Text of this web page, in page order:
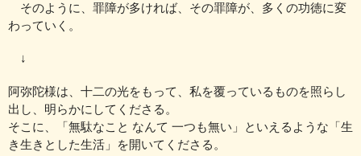
そのように、罪障が多ければ、その罪障が、多くの功徳に変
わっていく。
↓
阿弥陀様は、十二の光をもって、私を覆っているものを照らし
出し、 明らかにしてくださる。
そこに、「無駄なこと なんて 一つも無い」といえるような 「生
き生きとした生活」を開いてくださる。